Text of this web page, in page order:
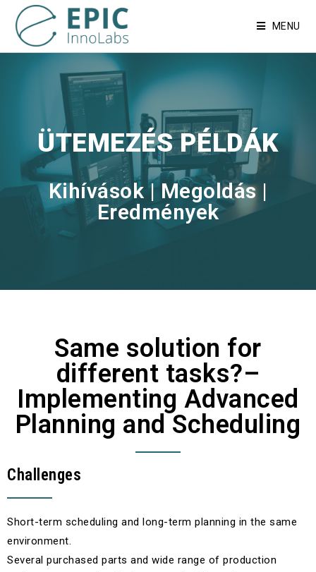
MENU
ÜTEMEZÉS PÉLDÁK
Kihívások | Megoldás |
Eredmények
Same solution for
different tasks?–
Implementing Advanced
Planning and Scheduling
Challenges
Short-term scheduling and long-term planning in the same
environment.
Several purchased parts and wide range of production